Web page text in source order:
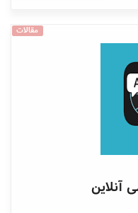
مقالات
آنلاین